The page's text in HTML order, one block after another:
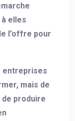
elles
l’offre pour
entreprises
mais de
produire